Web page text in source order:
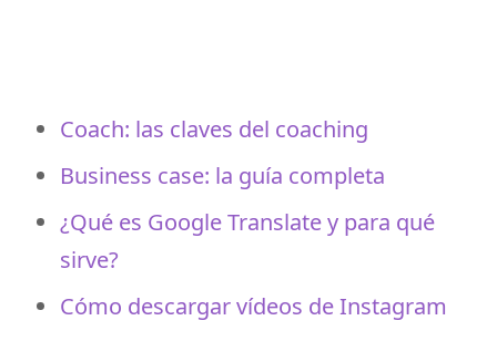
Coach: las claves del coaching
Business case: la guía completa
¿Qué es Google Translate y para qué
sirve?
Cómo descargar vídeos de Instagram